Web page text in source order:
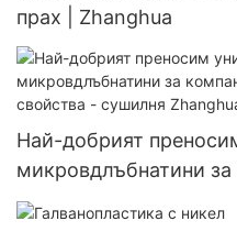
прах | Zhanghua
Най-добрият
микровдлъбнатини
механични свойства -